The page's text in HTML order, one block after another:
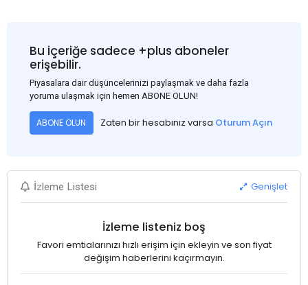
Bu içeriğe sadece +plus aboneler
erişebilir.
Piyasalara dair düşüncelerinizi paylaşmak ve daha fazla
yoruma ulaşmak için hemen ABONE OLUN!
ABONE OLUN Zaten bir hesabınız varsa Oturum Açın
İzleme Listesi Genişlet
İzleme listeniz boş
Favori emtialarınızı hızlı erişim için ekleyin ve son fiyat
değişim haberlerini kaçırmayın.